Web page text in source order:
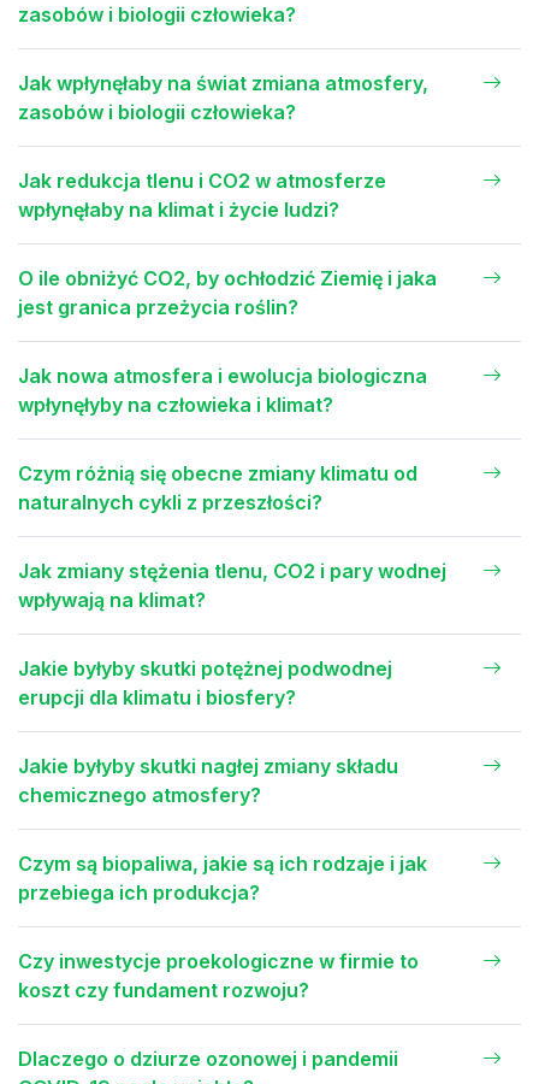
zasobów i biologii człowieka?
Jak wpłynęłaby na świat zmiana atmosfery,
zasobów i biologii człowieka?
Jak redukcja tlenu i CO2 w atmosferze
wpłynęłaby na klimat i życie ludzi?
O ile obniżyć CO2, by ochłodzić Ziemię i jaka
jest granica przeżycia roślin?
Jak nowa atmosfera i ewolucja biologiczna
wpłynęłyby na człowieka i klimat?
Czym różnią się obecne zmiany klimatu od
naturalnych cykli z przeszłości?
Jak zmiany stężenia tlenu, CO2 i pary wodnej
wpływają na klimat?
Jakie byłyby skutki potężnej podwodnej
erupcji dla klimatu i biosfery?
Jakie byłyby skutki nagłej zmiany składu
chemicznego atmosfery?
Czym są biopaliwa, jakie są ich rodzaje i jak
przebiega ich produkcja?
Czy inwestycje proekologiczne w firmie to
koszt czy fundament rozwoju?
Dlaczego o dziurze ozonowej i pandemii